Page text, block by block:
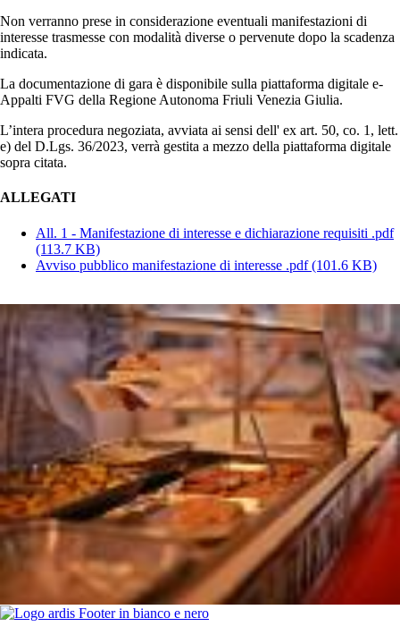
Non verranno prese in considerazione eventuali manifestazioni di
interesse trasmesse con modalità diverse o pervenute dopo la scadenza
indicata.
La documentazione di gara è disponibile sulla piattaforma digitale e-
Appalti FVG della Regione Autonoma Friuli Venezia Giulia.
L’intera procedura negoziata, avviata ai sensi dell' ex art. 50, co. 1, lett.
e) del D.Lgs. 36/2023, verrà gestita a mezzo della piattaforma digitale
sopra citata.
ALLEGATI
All. 1 - Manifestazione di interesse e dichiarazione requisiti .pdf
(113.7 KB)
Avviso pubblico manifestazione di interesse .pdf(101.6 KB)